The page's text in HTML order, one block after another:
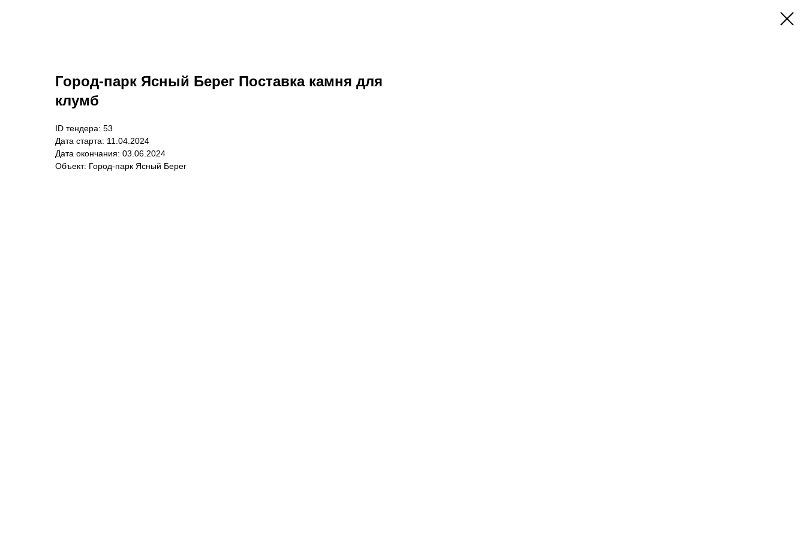
Город-парк Ясный Берег Поставка камня для
клумб
ID тендера: 53
Дата старта: 11.04.2024
Дата окончания: 03.06.2024
Объект: Город-парк Ясный Берег